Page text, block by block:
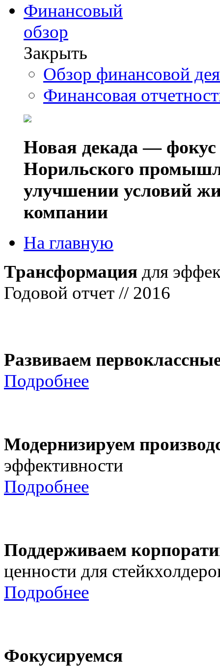
Финансовый
обзор
Закрыть
Обзор финансовой
Финансовая
Новая декада — фокус
Норильского
улучшении условий
компании
На главную
Трансформация для
Годовой отчет // 2016
Развиваем
Подробнее
Модернизируем
эффективности
Подробнее
Поддерживаем
ценности для
Подробнее
Фокусируемся